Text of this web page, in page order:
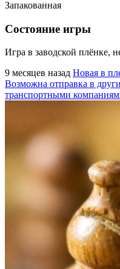
Запакованная
Состояние игры
Игра в заводской плёнке,
9 месяцев назад Новая в
Возможна отправка в
транспортными